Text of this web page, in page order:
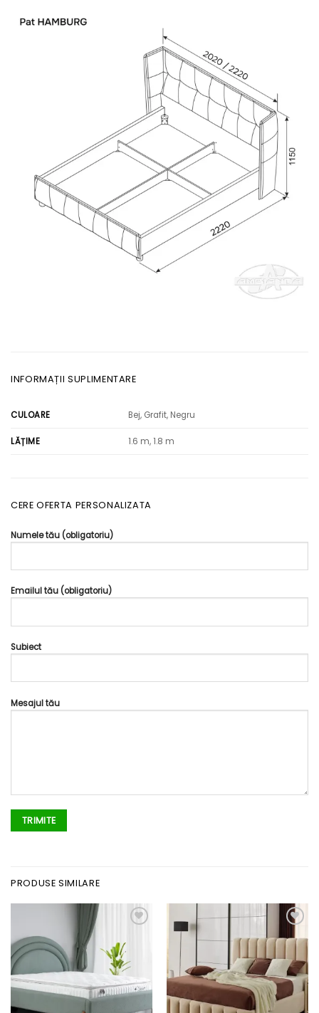
INFORMAȚII SUPLIMENTARE
CULOARE Bej, Grafit, Negru
LĂȚIME 1.6 m, 1.8 m
CERE OFERTA PERSONALIZATA
Numele tău (obligatoriu)
Emailul tău (obligatoriu)
Subiect
Mesajul tău
PRODUSE SIMILARE